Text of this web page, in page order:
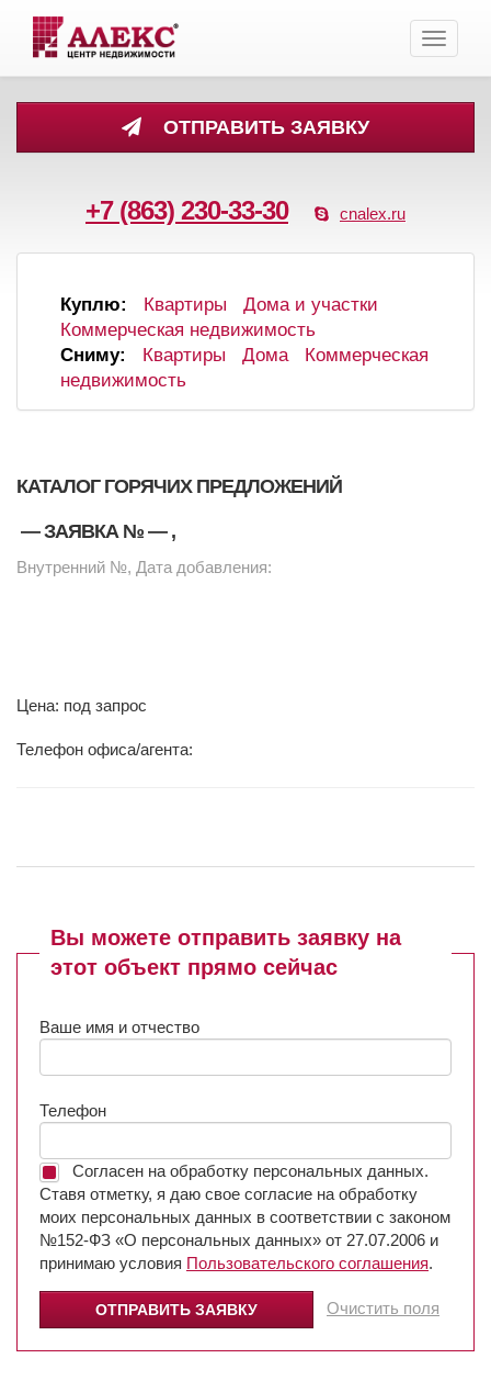
ОТПРАВИТЬ ЗАЯВКУ
+7 (863) 230-33-30 cnalex.ru
Toggle
Куплю: Квартиры
Дома и участки
Коммерческая недвижимость
Сниму:
Квартиры Дома
Коммерческая
недвижимость
КАТАЛОГ ГОРЯЧИХ ПРЕДЛОЖЕНИЙ
— ЗАЯВКА № — ,
Внутренний №, Дата добавления:
Цена: под запрос
Телефон офиса/агента:
Вы можете отправить заявку на
этот объект прямо сейчас
Ваше имя и отчество
Телефон
Согласен на обработку персональных данных.
Ставя отметку, я даю свое согласие на обработку
моих персональных данных в соответствии с законом
№152-ФЗ «О персональных данных» от 27.07.2006 и
принимаю условия Пользовательского соглашения.
Очистить поля